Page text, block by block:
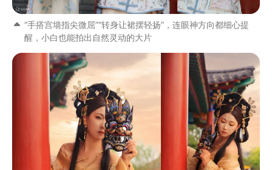
“手搭宫墙指尖微屈”“转身让裙摆轻扬”，连眼神方向都细心提
醒，小白也能拍出自然灵动的大片